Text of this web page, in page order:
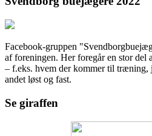
Facebook-gruppen
af foreningen. Her foregår en stor del
– f.eks. hvem der kommer til træning,
andet løst og fast.
Se giraffen